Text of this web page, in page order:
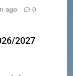
ago 0
2027
PERLU